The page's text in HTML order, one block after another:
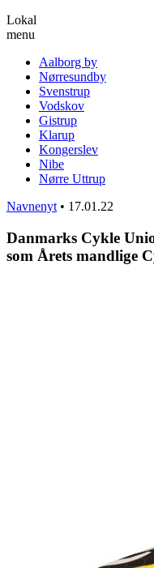
Lokal
menu
Aalborg by
Nørresundby
Svenstrup
Vodskov
Gistrup
Klarup
Kongerslev
Nibe
Nørre Uttrup
Navnenyt • 17.01.22
Danmarks Cykle
som Årets mandlige